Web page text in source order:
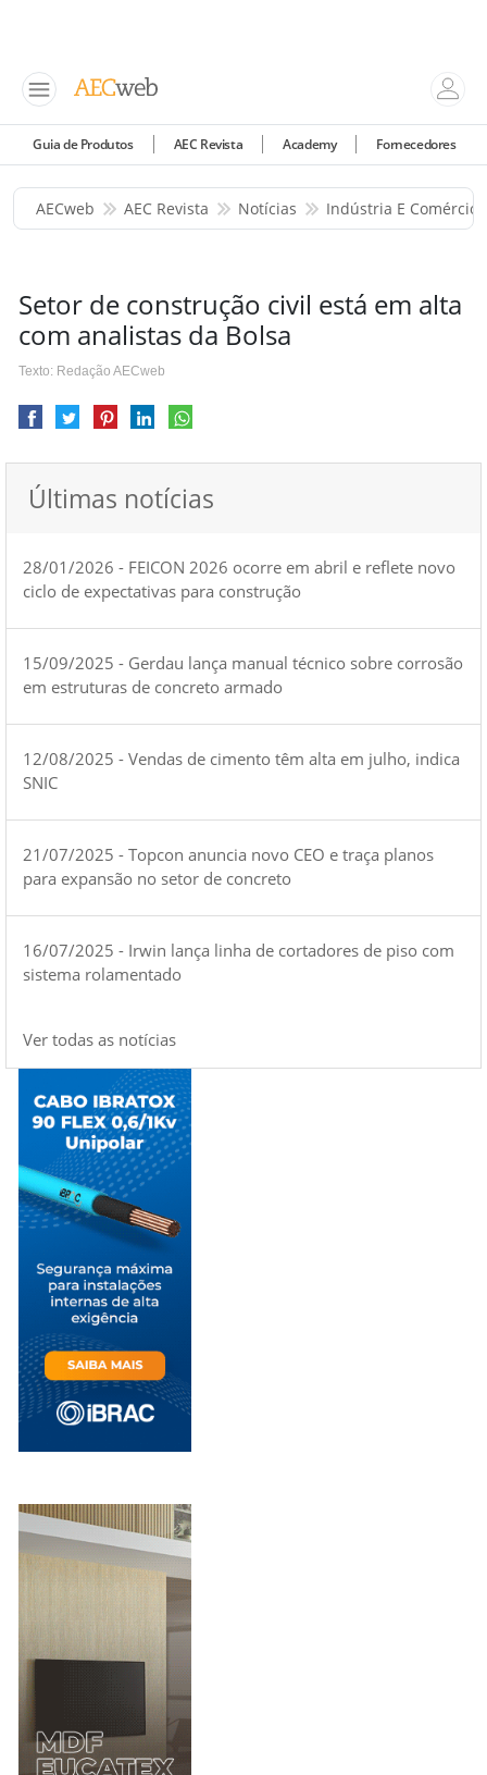
Guia de Produtos AEC Revista Academy Fornecedores
AECweb AEC Revista Notícias Indústria E Comércio
Setor de construção civil está em alta
com analistas da Bolsa
Texto: Redação AECweb
Últimas notícias
28/01/2026 - FEICON 2026 ocorre em abril e reflete novo
ciclo de expectativas para construção
15/09/2025 - Gerdau lança manual técnico sobre corrosão
em estruturas de concreto armado
12/08/2025 - Vendas de cimento têm alta em julho, indica
SNIC
21/07/2025 - Topcon anuncia novo CEO e traça planos
para expansão no setor de concreto
16/07/2025 - Irwin lança linha de cortadores de piso com
sistema rolamentado
Ver todas as notícias